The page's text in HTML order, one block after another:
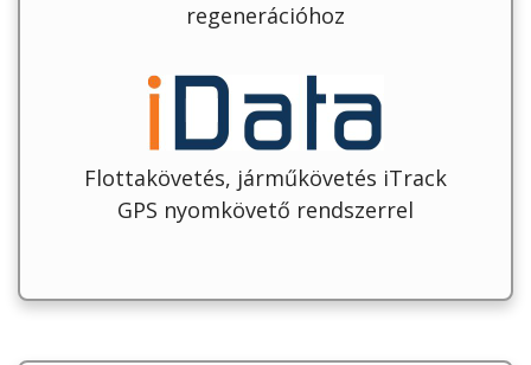
regenerációhoz
Flottakövetés, járműkövetés iTrack
GPS nyomkövető rendszerrel